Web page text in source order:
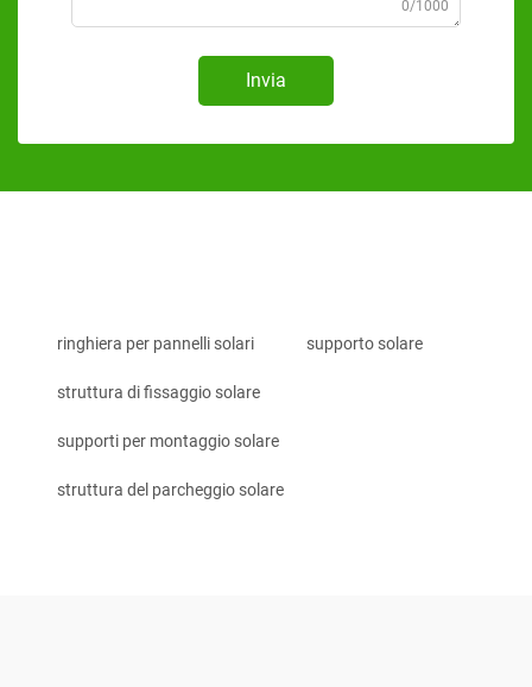
0/1000
Invia
ringhiera per pannelli solari supporto solare
struttura di fissaggio solare
supporti per montaggio solare
struttura del parcheggio solare